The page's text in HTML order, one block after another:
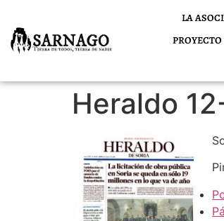
LA
Heraldo